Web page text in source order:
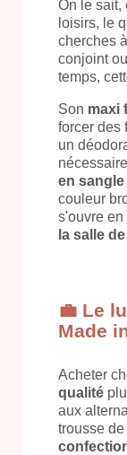
On le sait,
loisirs, le
cherches
conjoint
temps,
Son maxi
forcer des
un
en
couleur
s'ouvre en
la salle
💼 Le
Made
Acheter
qualité
aux
trousse